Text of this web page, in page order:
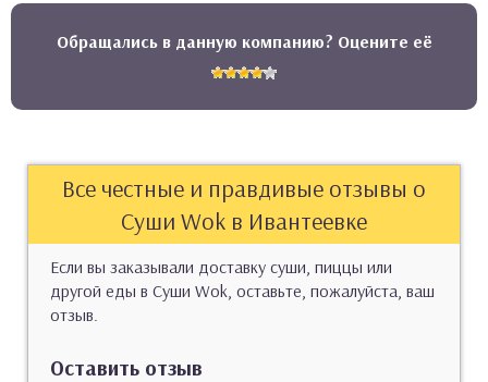
Обращались в данную компанию? Оцените её
Все честные и правдивые отзывы о
Суши Wok в Ивантеевке
Если вы заказывали доставку суши, пиццы или
другой еды в Суши Wok, оставьте, пожалуйста, ваш
отзыв.
Оставить отзыв